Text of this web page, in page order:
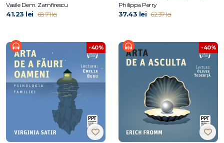
Vasile Dem. Zamfirescu
41.23 lei 68.71 lei
Philippa Perry
37.43 lei 62.37 lei
-40% -40%